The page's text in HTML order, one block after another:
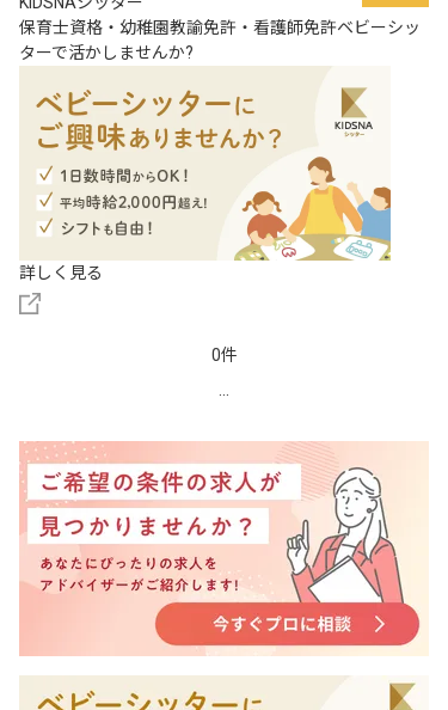
保育士資格・幼稚園教諭免許・看護師免許ベビーシッ
ターで活かしませんか?
詳しく見る
0件